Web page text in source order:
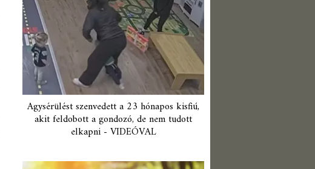
Agysérülést szenvedett a 23 hónapos kisfiú,
akit feldobott a gondozó, de nem tudott
elkapni - VIDEÓVAL